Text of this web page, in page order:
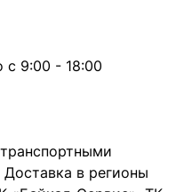
с 9:00 - 18:00
в регионы